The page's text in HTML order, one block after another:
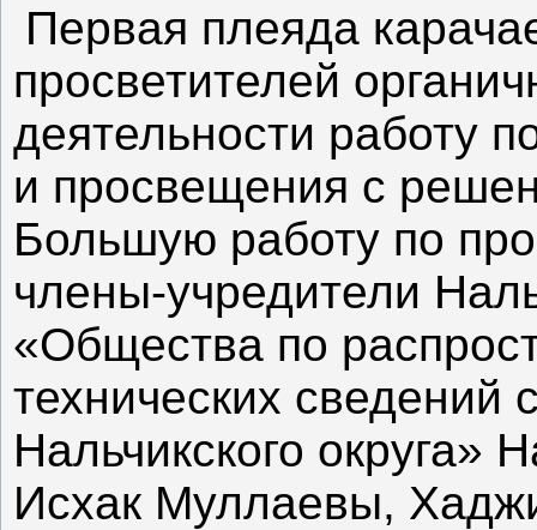
Первая плеяда
просветителей
деятельности работу
и просвещения с
Большую работу по
члены-учредители
«Общества по
технических сведений
Нальчикского округа»
Исхак Муллаевы,